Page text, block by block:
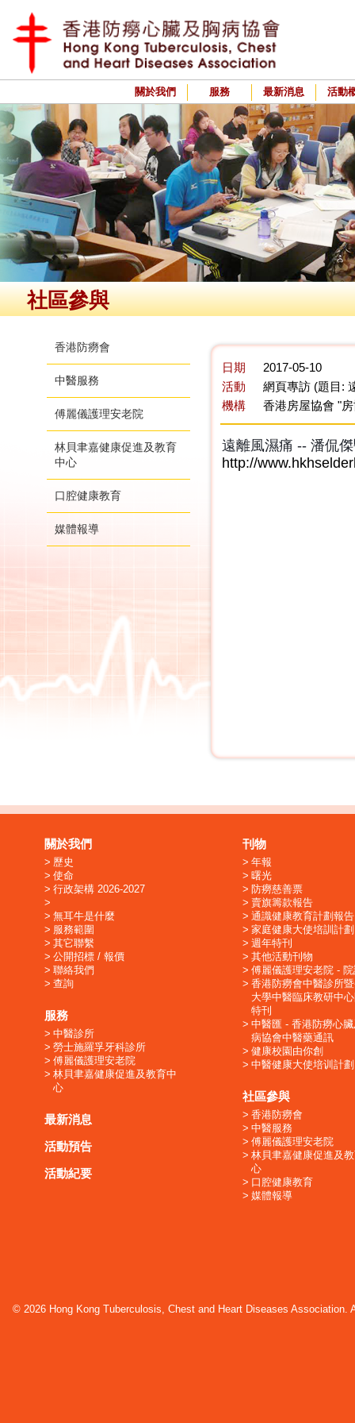
關於我們 服務 最新消息 活動
社區參與
香港防癆會
中醫服務
傅麗儀護理安老院
林貝聿嘉健康促進及教育
中心
口腔健康教育
媒體報導
日期
2017-05-10
活動
網頁專訪 (題目:
機構
香港房屋協會 "
遠離風濕痛 -- 潘侃
http://
關於我們
歷史
使命
行政架構 2026-2027
無耳牛是什麼
服務範圍
其它聯繫
公開招標 / 報價
聯絡我們
查詢
服務
中醫診所
勞士施羅孚牙科診所
傅麗儀護理安老院
林貝聿嘉健康促進及教育中
心
最新消息
活動預告
活動紀要
刊物
年報
曙光
防癆慈善票
賣旗籌款報告
通識健康教育計劃報告
家庭健康大使培訓計劃
週年特刊
其他活動刊物
傅麗儀護理安老院 -
香港防癆會中醫診所
大學中醫臨床教研中
特刊
中醫匯 - 香港防癆心
病協會中醫藥通訊
健康校園由你創
中醫健康大使培训計劃
社區參與
香港防癆會
中醫服務
傅麗儀護理安老院
林貝聿嘉健康促進及
心
口腔健康教育
媒體報導
© 2026 Hong Kong Tuberculosis, Chest and Heart Diseases Association.